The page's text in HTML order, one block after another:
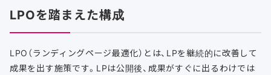
LPOを踏まえた構成
LPO（ランディングページ最適化）とは、LPを継続的に改善して
成果を出す施策です。LPは公開後、成果がすぐに出るわけでは